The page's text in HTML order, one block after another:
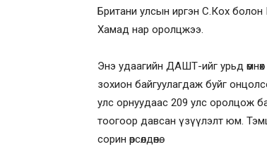
Британи улсын иргэн С.Кох болон
Хамад нар оролцжээ.
Энэ удаагийн ДАШТ-ийг урьд
зохион байгуулагдаж буйг
улс орнуудаас 209 улс оролцож
тоогоор давсан үзүүлэлт юм.
сорин өрсөлдөнө.